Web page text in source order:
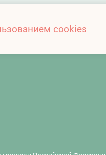
виды рецидива
cookies